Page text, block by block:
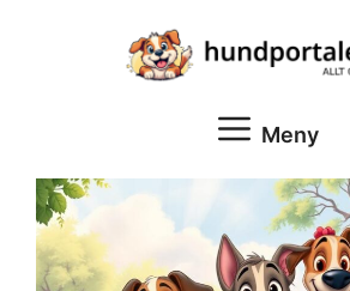
Meny